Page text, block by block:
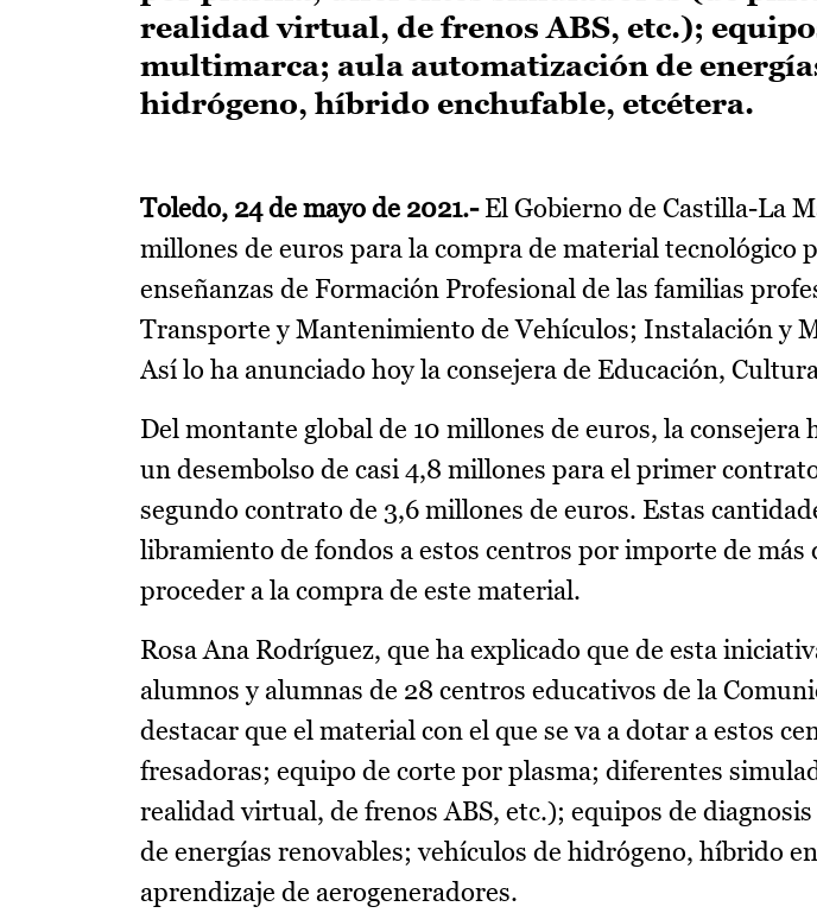
realidad virtual, de frenos ABS, etc.);
multimarca; aula automatización de
hidrógeno, híbrido enchufable, etcétera.
Toledo, 24 de mayo de 2021.-El Gobierno de Castilla-La
millones de euros para la compra de material tecnológico
enseñanzas de Formación Profesional de las familias
Transporte y Mantenimiento de Vehículos; Instalación y
Así lo ha anunciado hoy la consejera de Educación,
Del montante global de 10 millones de euros, la consejera
un desembolso de casi 4,8 millones para el primer
segundo contrato de 3,6 millones de euros. Estas
libramiento de fondos a estos centros por importe de más
proceder a la compra de este material.
Rosa Ana Rodríguez, que ha explicado que de esta
alumnos y alumnas de 28 centros educativos de la
destacar que el material con el que se va a dotar a estos
fresadoras; equipo de corte por plasma; diferentes
realidad virtual, de frenos ABS, etc.); equipos de
de energías renovables; vehículos de hidrógeno, híbrido
aprendizaje de aerogeneradores.